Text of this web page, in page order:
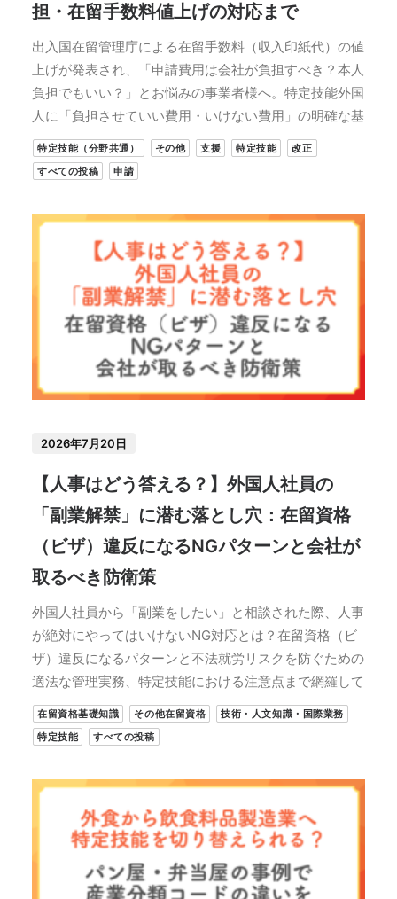
担・在留手数料値上げの対応まで
出入国在留管理庁による在留手数料（収入印紙代）の値
上げが発表され、「申請費用は会社が負担すべき？本人
負担でもいい？」とお悩みの事業者様へ。特定技能外国
人に「負担させていい費用・いけない費用」の明確な基
特定技能（分野共通） その他 支援 特定技能
改正
すべての投稿
申請
2026年7月20日
【人事はどう答える？】外国人社員の
「副業解禁」に潜む落とし穴：在留資格
（ビザ）違反になるNGパターンと会社が
取るべき防衛策
外国人社員から「副業をしたい」と相談された際、人事
が絶対にやってはいけないNG対応とは？在留資格（ビ
ザ）違反になるパターンと不法就労リスクを防ぐための
適法な管理実務、特定技能における注意点まで網羅して
在留資格基礎知識 その他在留資格
技術・人文知識・国際業務
特定技能
すべての投稿